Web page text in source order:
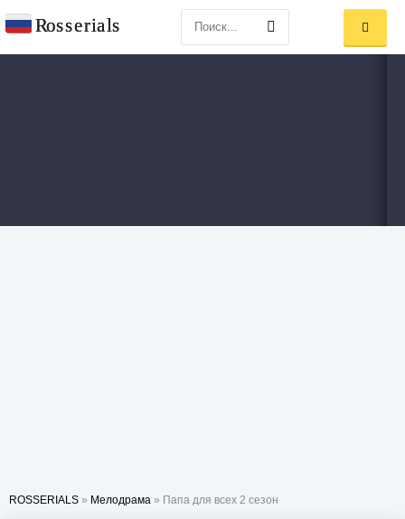
ROSSERIALS » Мелодрама » Папа для всех 2 сезон